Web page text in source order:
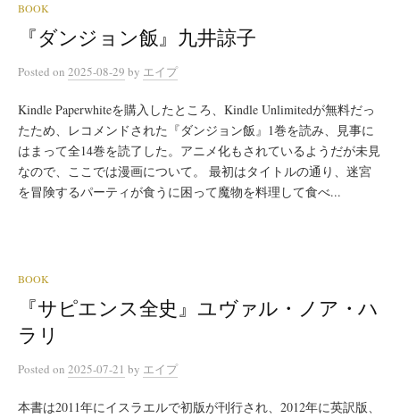
BOOK
『ダンジョン飯』九井諒子
Posted on 2025-08-29 by エイプ
Kindle Paperwhiteを購入したところ、Kindle Unlimitedが無料だっ
たため、レコメンドされた『ダンジョン飯』1巻を読み、見事に
はまって全14巻を読了した。アニメ化もされているようだが未見
なので、ここでは漫画について。 最初はタイトルの通り、迷宮
を冒険するパーティが食うに困って魔物を料理して食べ...
BOOK
『サピエンス全史』ユヴァル・ノア・ハ
ラリ
Posted on 2025-07-21 by エイプ
本書は2011年にイスラエルで初版が刊行され、2012年に英訳版、